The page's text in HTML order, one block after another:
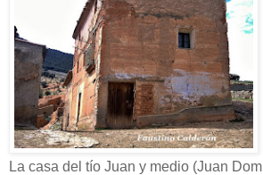
La casa del tío Juan y medio (Juan